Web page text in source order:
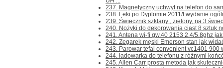
237. Magnetyczny uchwyt na telefon do
238. Leki po Dyplomie 2011/I wydanie
239. Świecznik szklany , zielony, na 3
240. Nożyki do dekorowania ciast 8 sztuk
241. Antena wi-fi gw.40 2153 2.4/5.8ghz
242. Zegarek męski Emerson stan jak
243. Parowar tefal convenient vc1401 900
244. ładowarka do telefonu z różnymi
245. Allen Carr prosta metoda jak